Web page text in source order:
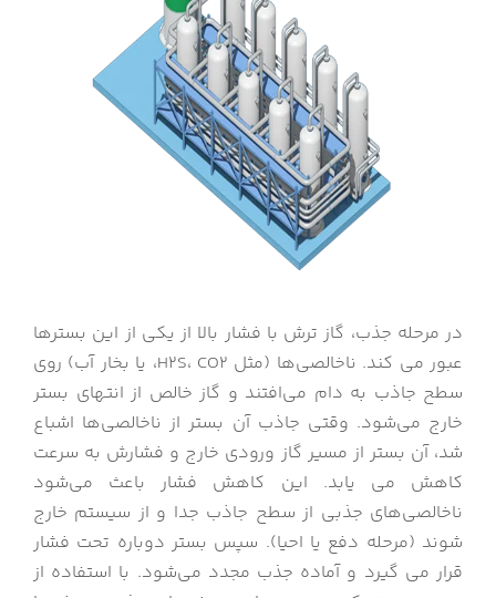
در مرحله جذب، گاز ترش با فشار بالا از یکی از این بسترها
عبور می کند. ناخالصی‌ها (مثل H2S، CO2، یا بخار آب) روی
سطح جاذب به دام می‌افتند و گاز خالص از انتهای بستر
خارج می‌شود. وقتی جاذب آن بستر از ناخالصی‌ها اشباع
شد، آن بستر از مسیر گاز ورودی خارج و فشارش به سرعت
کاهش می یابد. این کاهش فشار باعث می‌شود
ناخالصی‌های جذبی از سطح جاذب جدا و از سیستم خارج
شوند (مرحله دفع یا احیا). سپس بستر دوباره تحت فشار
قرار می گیرد و آماده جذب مجدد می‌شود. با استفاده از